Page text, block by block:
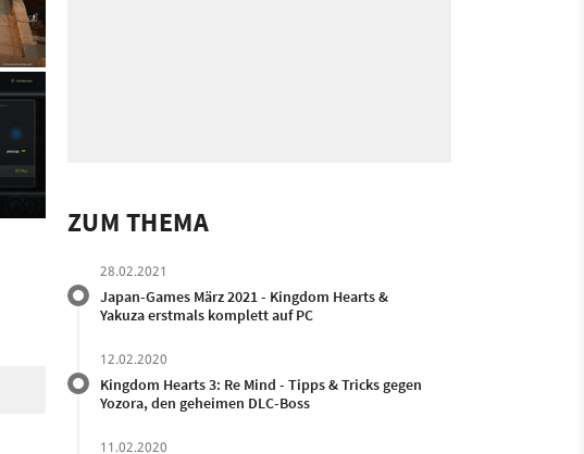
ZUM THEMA
28.02.2021
Japan-Games März 2021 - Kingdom Hearts &
Yakuza erstmals komplett auf PC
12.02.2020
Kingdom Hearts 3: Re Mind - Tipps & Tricks gegen
Yozora, den geheimen DLC-Boss
11.02.2020